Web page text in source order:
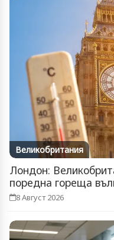
Великобритания
Лондон:
поредна гореща
8 Август 2026